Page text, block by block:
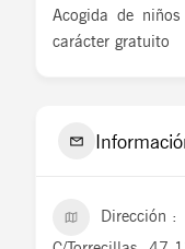
Acogida de
carácter gratuito
Dirección